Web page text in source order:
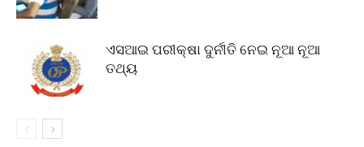
ଏସଆଇ ପରୀକ୍ଷା ଦୁର୍ନୀତି ନେଇ ନୂଆ ନୂଆ
ତଥ୍ୟ